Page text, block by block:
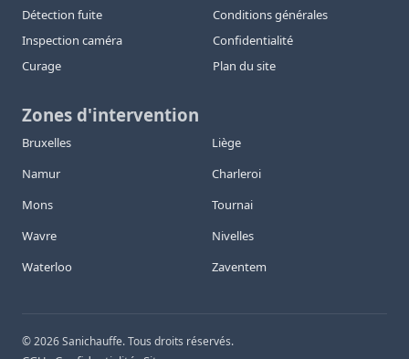
Détection fuite
Inspection caméra
Curage
Conditions générales
Confidentialité
Plan du site
Zones d'intervention
Bruxelles
Liège
Namur
Charleroi
Mons
Tournai
Wavre
Nivelles
Waterloo
Zaventem
©2026Sanichauffe. Tous droits réservés.